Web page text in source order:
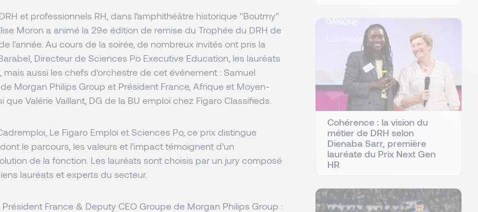
et professionnels RH, dans l’amphithéâtre historique "Boutmy"
Moron a animé la 29e édition de remise du Trophée du DRH de
l'année. Au cours de la soirée, de nombreux invités ont pris la
Directeur de Sciences Po Executive Education, les lauréats
aussi les chefs d'orchestre de cet événement : Samuel
Morgan Philips Group et Président France, Afrique et Moyen-
que Valérie Vaillant, DG de la BU emploi chez Figaro Classifieds.
Le Figaro Emploi et Sciences Po, ce prix distingue
le parcours, les valeurs et l’impact témoignent d’un
de la fonction. Les lauréats sont choisis par un jury composé
lauréats et experts du secteur.
Cohérence : la vision du
métier de DRH selon
Dienaba Sarr, première
lauréate du Prix Next Gen
HR